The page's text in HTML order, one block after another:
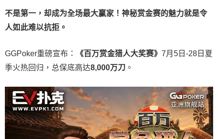
不是第一，却成为全场最大赢家！神秘赏金赛的魅力就是令
人如此难以抗拒。
GGPoker重磅宣布： 《百万赏金猎人大奖赛》 7月5日-28日夏
季火热回归，总保底高达8,000万刀 。